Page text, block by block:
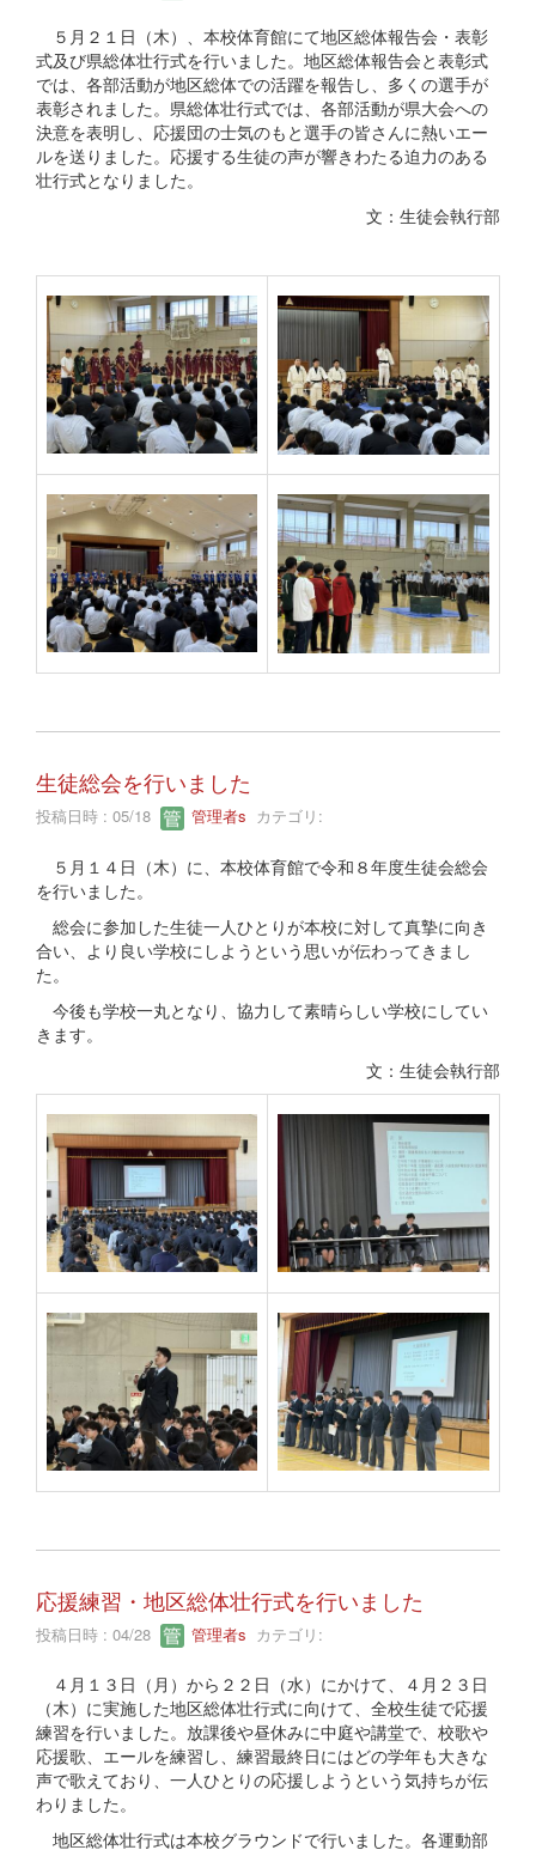
５月２１日（木）、本校体育館にて地区総体報告会・表彰
式及び県総体壮行式を行いました。地区総体報告会と表彰式
では、各部活動が地区総体での活躍を報告し、多くの選手が
表彰されました。県総体壮行式では、各部活動が県大会への
決意を表明し、応援団の士気のもと選手の皆さんに熱いエー
ルを送りました。応援する生徒の声が響きわたる迫力のある
壮行式となりました。
文：生徒会執行部
生徒総会を行いました
投稿日時 : 05/18 管理者s カテゴリ:
５月１４日（木）に、本校体育館で令和８年度生徒会総会
を行いました。
総会に参加した生徒一人ひとりが本校に対して真摯に向き
合い、より良い学校にしようという思いが伝わってきまし
た。
今後も学校一丸となり、協力して素晴らしい学校にしてい
きます。
文：生徒会執行部
応援練習・地区総体壮行式を行いました
投稿日時 : 04/28 管理者s カテゴリ:
４月１３日（月）から２２日（水）にかけて、４月２３日
（木）に実施した地区総体壮行式に向けて、全校生徒で応援
練習を行いました。放課後や昼休みに中庭や講堂で、校歌や
応援歌、エールを練習し、練習最終日にはどの学年も大きな
声で歌えており、一人ひとりの応援しようという気持ちが伝
わりました。
地区総体壮行式は本校グラウンドで行いました。各運動部